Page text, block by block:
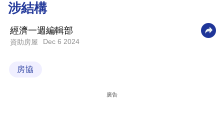
科
技
涉結構
經濟一週編輯部
資助房屋 Dec 6 2024
房協
廣告